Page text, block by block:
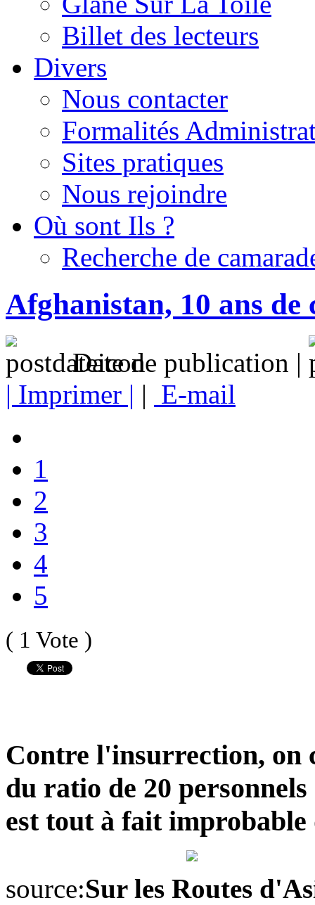
Billet des lecteurs
Divers
Nous contacter
Formalités
Sites pratiques
Nous rejoindre
Où sont Ils ?
Recherche de
Afghanistan, 10 ans de
Date de publication |
| Imprimer | | E-mail
1
2
3
4
5
( 1 Vote )
Contre l'insurrection, on
du ratio de 20
est tout à fait
source:Sur les Routes